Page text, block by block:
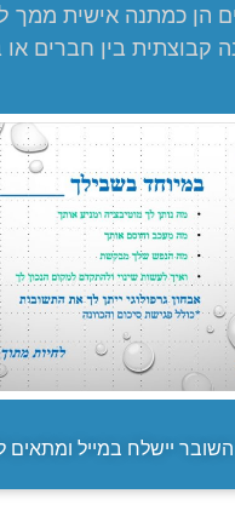
הן כמתנה אישית ממך
קבוצתית בין חברים
השובר יישלח במייל